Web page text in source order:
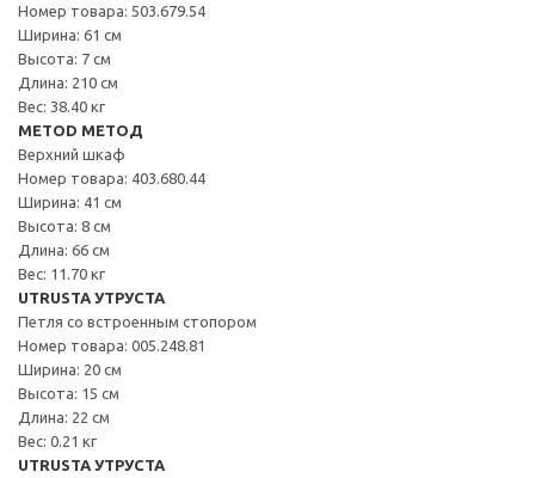
Номер товара: 503.679.54
Ширина: 61 см
Высота: 7 см
Длина: 210 см
Вес: 38.40 кг
METOD МЕТОД
Верхний шкаф
Номер товара: 403.680.44
Ширина: 41 см
Высота: 8 см
Длина: 66 см
Вес: 11.70 кг
UTRUSTA УТРУСТА
Петля со встроенным стопором
Номер товара: 005.248.81
Ширина: 20 см
Высота: 15 см
Длина: 22 см
Вес: 0.21 кг
UTRUSTA УТРУСТА